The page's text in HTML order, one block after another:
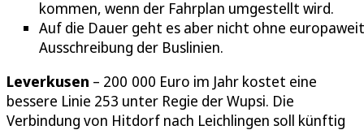
kommen, wenn der Fahrplan umgestellt wird.
Auf die Dauer geht es aber nicht ohne
Ausschreibung der Buslinien.
Leverkusen – 200 000 Euro im Jahr kostet eine
bessere Linie 253 unter Regie der Wupsi. Die
Verbindung von Hitdorf nach Leichlingen soll künftig